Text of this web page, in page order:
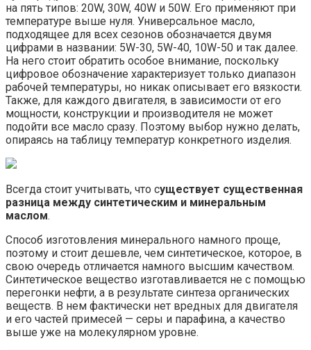
на пять типов: 20W, 30W, 40W и 50W. Его применяют при
температуре выше нуля. Универсальное масло,
подходящее для всех сезонов обозначается двумя
цифрами в названии: 5W-30, 5W-40, 10W-50 и так далее.
На него стоит обратить особое внимание, поскольку
цифровое обозначение характеризует только диапазон
рабочей температуры, но никак описывает его вязкости.
Также, для каждого двигателя, в зависимости от его
мощности, конструкции и производителя не может
подойти все масло сразу. Поэтому выбор нужно делать,
опираясь на таблицу температур конкретного изделия.
Всегда стоит учитывать, что существует существенная
разница между синтетическим и минеральным
маслом.
Способ изготовления минерального намного проще,
поэтому и стоит дешевле, чем синтетическое, которое, в
свою очередь отличается намного высшим качеством.
Синтетическое вещество изготавливается не с помощью
перегонки нефти, а в результате синтеза органических
веществ. В нем фактически нет вредных для двигателя
и его частей примесей — серы и парафина, а качество
выше уже на молекулярном уровне.